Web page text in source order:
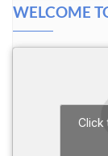
WELCOME
Click